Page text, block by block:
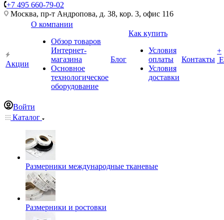
+7 495 660-79-02
Москва, пр-т Андропова, д. 38, кор. 3, офис 116
Акции
О компании
Обзор товаров
Интернет-
магазина
Основное
технологическое
оборудование
Блог
Как купить
Условия
оплаты
Условия
доставки
Контакты
+
Войти
Каталог
Размерники международные тканевые
Размерники и ростовки